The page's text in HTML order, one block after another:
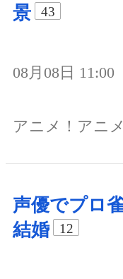
景 43
08月08日 11:00
アニメ！アニメ
声優でプロ
結婚
12